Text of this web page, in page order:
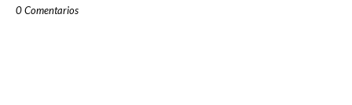
0 Comentarios